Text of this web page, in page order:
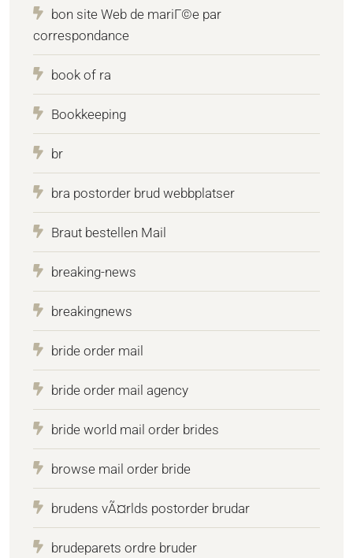
bon site Web de mariГ©e par
correspondance
book of ra
Bookkeeping
br
bra postorder brud webbplatser
Braut bestellen Mail
breaking-news
breakingnews
bride order mail
bride order mail agency
bride world mail order brides
browse mail order bride
brudens vÃ¤rlds postorder brudar
brudeparets ordre bruder